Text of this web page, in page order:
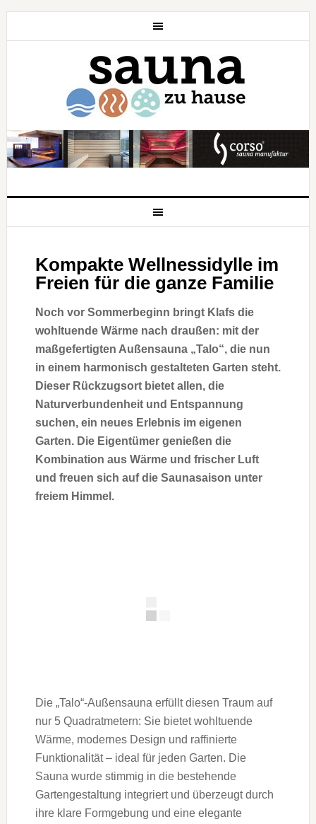
Kompakte Wellnessidylle im
Freien für die ganze Familie
Noch vor Sommerbeginn bringt Klafs die
wohltuende Wärme nach draußen: mit der
maßgefertigten Außensauna „Talo“, die nun
in einem harmonisch gestalteten Garten steht.
Dieser Rückzugsort bietet allen, die
Naturverbundenheit und Entspannung
suchen, ein neues Erlebnis im eigenen
Garten. Die Eigentümer genießen die
Kombination aus Wärme und frischer Luft
und freuen sich auf die Saunasaison unter
freiem Himmel.
Die „Talo“-Außensauna erfüllt diesen Traum auf
nur 5 Quadratmetern: Sie bietet wohltuende
Wärme, modernes Design und raffinierte
Funktionalität – ideal für jeden Garten. Die
Sauna wurde stimmig in die bestehende
Gartengestaltung integriert und überzeugt durch
ihre klare Formgebung und eine elegante